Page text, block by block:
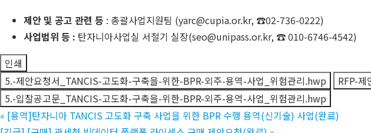
제안 및 공고 관련 등 : 총괄사업지원팀 (yarc@cupia.or.kr, ☎02-736-0222)
사업범위 등 : 탄자니아사업실 서철기 실장(seo@unipass.or.kr, ☎ 010-6746-4542)
인쇄
5.-제안요청서_TANCIS-고도화-구축을-위한-BPR-외주-용역-사업_위험관리.hwp
RFP-
5.-입찰공고문_TANCIS-고도화-구축을-위한-BPR-외주-용역-사업_위험관리.hwp
« [용역]탄자니아 TANCIS 고도화 구축 사업을 위한 BPR 수행 용역(신기술) 사업(완료)